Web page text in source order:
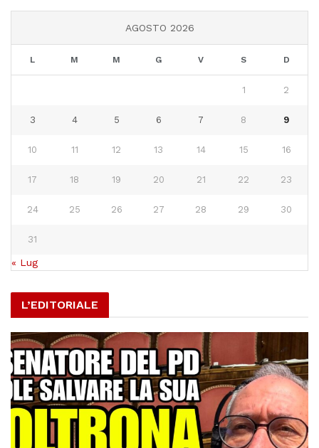
AGOSTO 2026
L M M G V S D
1 2
3 4 5 6 7 8 9
10 11 12 13 14 15 16
17 18 19 20 21 22 23
24 25 26 27 28 29 30
31
« Lug
L’EDITORIALE